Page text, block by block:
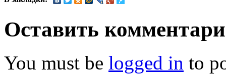
Оставить
You must be logged in to